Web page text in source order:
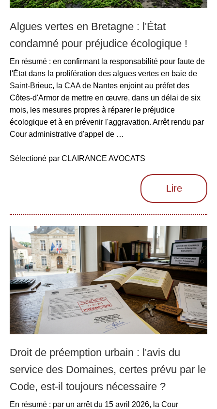
Algues vertes en Bretagne : l'État
condamné pour préjudice écologique !
En résumé : en confirmant la responsabilité pour faute de
l'État dans la prolifération des algues vertes en baie de
Saint-Brieuc, la CAA de Nantes enjoint au préfet des
Côtes-d'Armor de mettre en œuvre, dans un délai de six
mois, les mesures propres à réparer le préjudice
écologique et à en prévenir l'aggravation. Arrêt rendu par
Cour administrative d'appel de …
Sélectioné par CLAIRANCE AVOCATS
Lire
Droit de préemption urbain : l'avis du
service des Domaines, certes prévu par le
Code, est-il toujours nécessaire ?
En résumé : par un arrêt du 15 avril 2026, la Cour